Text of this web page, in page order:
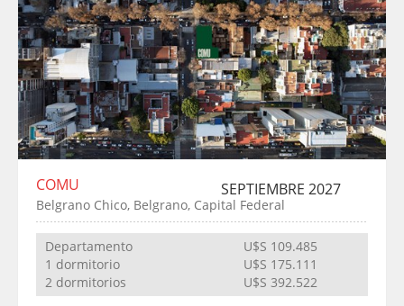
COMU SEPTIEMBRE 2027
Belgrano Chico, Belgrano, Capital Federal
Departamento
U$S 109.485
1 dormitorio
U$S 175.111
2 dormitorios
U$S 392.522